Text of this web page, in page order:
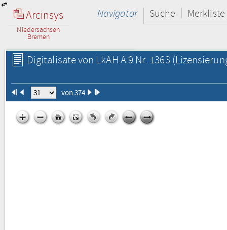
Arcinsys
Niedersachsen
Bremen
Navigator Suche Merkliste
Digitalisate von LkAH A 9 Nr. 1363
von 374